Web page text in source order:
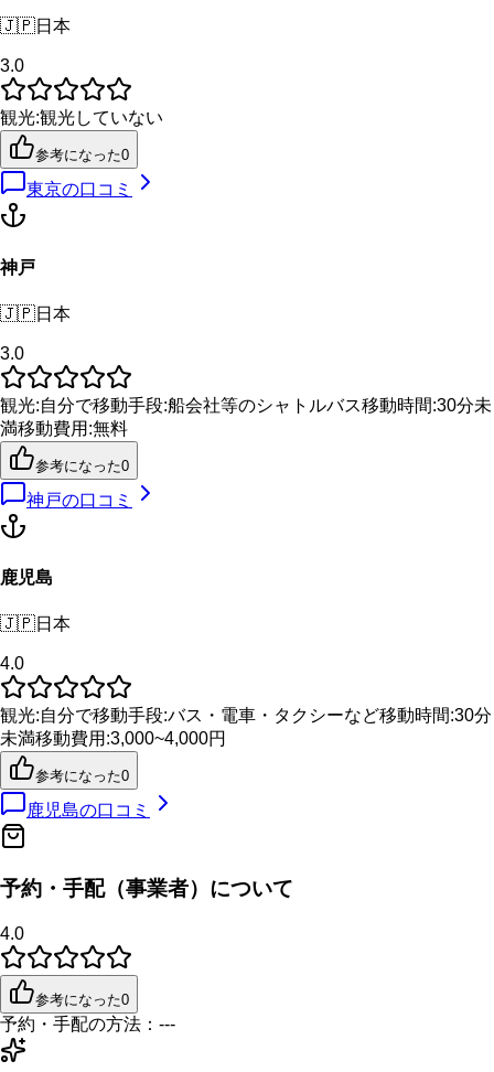
🇯🇵日本
3.0
観光:観光していない
参考になった0
東京の口コミ
神戸
🇯🇵日本
3.0
観光:自分で移動手段:船会社等のシャトルバス移動時間:30分未
満移動費用 :無料
参考になった0
神戸の口コミ
鹿児島
🇯🇵日本
4.0
観光:自分で移動手段:バス・電車・タクシーなど移動時間:30分
未満移動費用 :3,000~4,000円
参考になった0
鹿児島の口コミ
予約・手配（事業者）について
4.0
参考になった0
予約・手配の方法： ---